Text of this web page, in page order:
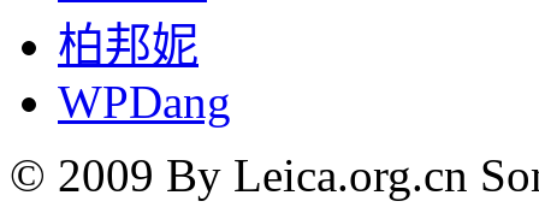
柏邦妮
WPDang
© 2009 By Leica.org.cn